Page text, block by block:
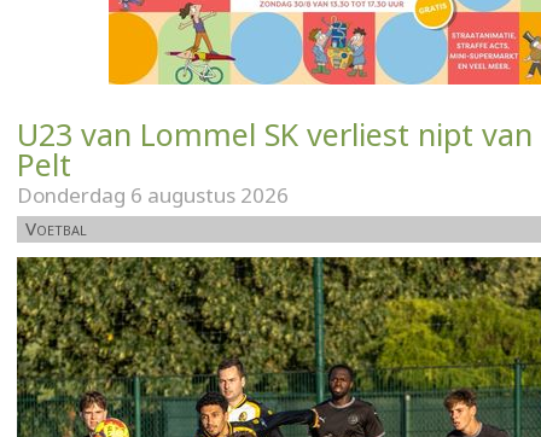
U23 van Lommel SK verliest nipt van
Pelt
Donderdag 6 augustus 2026
Voetbal